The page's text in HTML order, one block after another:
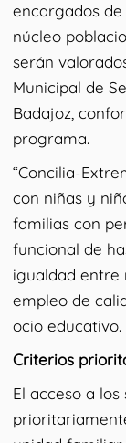
encargados
núcleo
serán
Municipal de
Badajoz,
programa.
“Concilia-
con niñas y
familias con
funcional de
igualdad entre
empleo de
ocio educativo.
Criterios
El acceso a